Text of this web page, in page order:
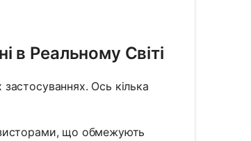
в Реальному Світі
Ось кілька
що обмежують